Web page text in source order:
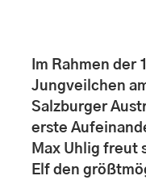
Im Rahmen
Jungveilchen
Salzburger
erste
Max Uhlig freut
Elf den